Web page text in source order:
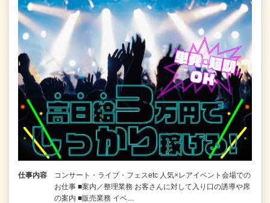
仕事内容
コンサート・ライブ・フェスetc 人気×レアイベント会場での
お仕事 ■案内／整理業務 お客さんに対して入り口の誘導や席
の案内 ■販売業務 イベ…